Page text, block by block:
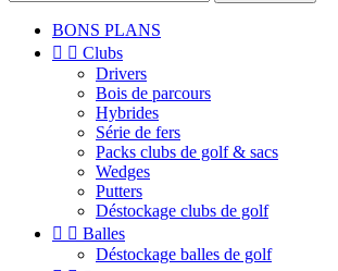
BONS PLANS
  Clubs
Drivers
Bois de parcours
Hybrides
Série de fers
Packs clubs de golf & sacs
Wedges
Putters
Déstockage clubs de golf
  Balles
Déstockage balles de golf